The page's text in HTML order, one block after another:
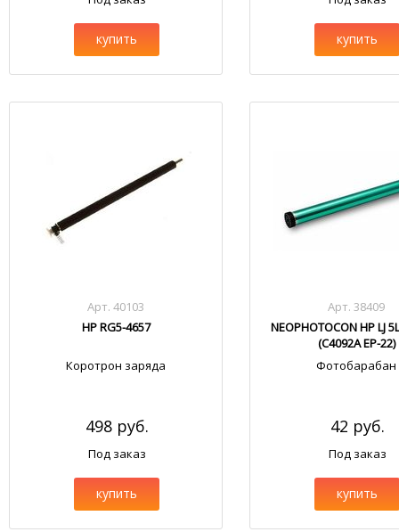
купить купить
Арт. 40103
HP RG5-4657
Коротрон заряда
498 руб.
Под заказ
купить
Арт. 38409
NEOPHOTOCON HP LJ
(C4092A EP-22)
Фотобарабан
42 руб.
Под заказ
купить